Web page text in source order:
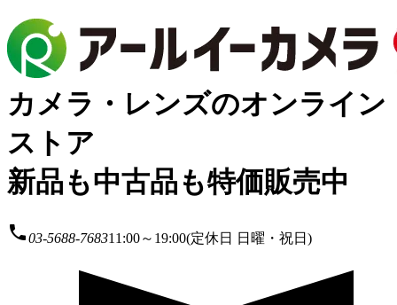
カメラ・レンズのオンライン
ストア
新品も中古品も特価販売中
local_phone03-5688-768311:00～19:00(定休日 日曜・祝日)